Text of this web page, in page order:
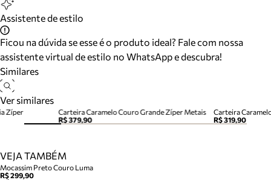
Assistente de estilo
Ficou na dúvida se esse é o produto ideal? Fale com nossa
assistente virtual de estilo no WhatsApp e descubra!
Similares
Ver similares
Carteira Caramelo Couro Grande Zíper Metais
R$ 379,90
Carteira
R$ 319,90
Zíper
VEJA TAMBÉM
Mocassim Preto Couro Luma
R$ 299,90